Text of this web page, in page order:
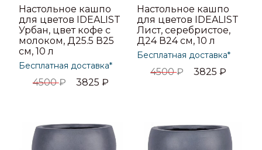
Настольное кашпо
для цветов IDEALIST
Урбан, цвет кофе с
молоком, Д25.5 В25
см, 10 л
Бесплатная доставка*
4500₽ 3825 ₽
Настольное кашпо
для цветов IDEALIST
Лист, серебристое,
Д24 В24 см, 10 л
Бесплатная доставка*
4500₽ 3825₽